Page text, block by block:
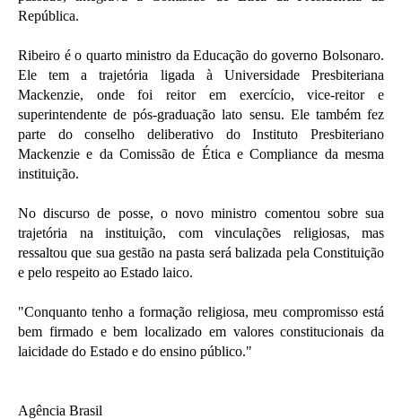
República.
Ribeiro é o quarto ministro da Educação do governo Bolsonaro.
Ele tem a trajetória ligada à Universidade Presbiteriana
Mackenzie, onde foi reitor em exercício, vice-reitor e
superintendente de pós-graduação lato sensu. Ele também fez
parte do conselho deliberativo do Instituto Presbiteriano
Mackenzie e da Comissão de Ética e Compliance da mesma
instituição.
No discurso de posse, o novo ministro comentou sobre sua
trajetória na instituição, com vinculações religiosas, mas
ressaltou que sua gestão na pasta será balizada pela Constituição
e pelo respeito ao Estado laico.
"Conquanto tenho a formação religiosa, meu compromisso está
bem firmado e bem localizado em valores constitucionais da
laicidade do Estado e do ensino público."
Agência Brasil